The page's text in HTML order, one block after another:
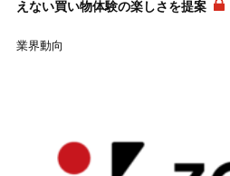
えない買い物体験の楽しさを提案
業界動向